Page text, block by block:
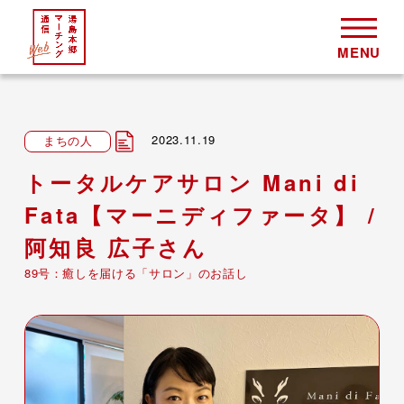
まちの人 2023.11.19
トータルケアサロン Mani di
Fata【マーニディファータ】 /
阿知良 広子さん
89号：癒しを届ける「サロン」のお話し